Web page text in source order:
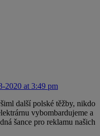
2020 at 3:49 pm
další polské těžby, nikdo
vybombardujeme a
šance pro reklamu našich